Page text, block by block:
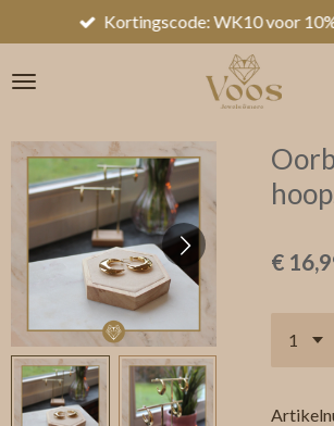
direct
naar
Kortingscode: WK10 voor
€